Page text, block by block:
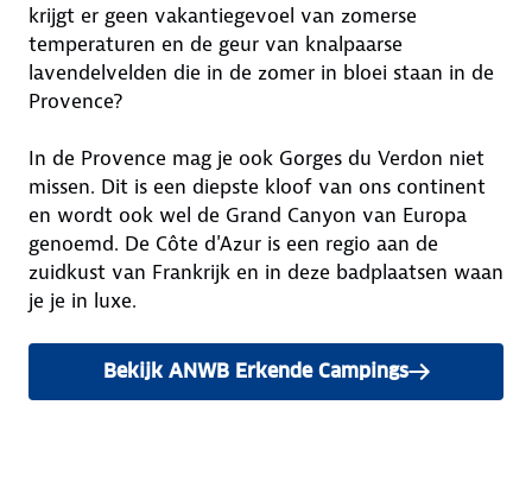
krijgt er geen vakantiegevoel van zomerse
temperaturen en de geur van knalpaarse
lavendelvelden die in de zomer in bloei staan in de
Provence?
In de Provence mag je ook Gorges du Verdon niet
missen. Dit is een diepste kloof van ons continent
en wordt ook wel de Grand Canyon van Europa
genoemd. De Côte d'Azur is een regio aan de
zuidkust van Frankrijk en in deze badplaatsen waan
je je in luxe.
Bekijk ANWB Erkende Campings